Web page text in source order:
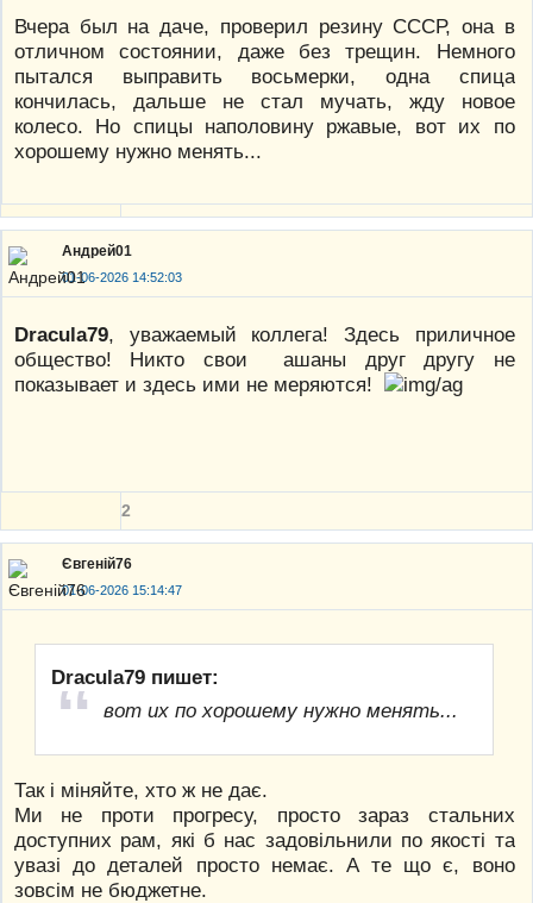
Вчера был на даче, проверил резину СССР, она в
отличном состоянии, даже без трещин. Немного
пытался выправить восьмерки, одна спица
кончилась, дальше не стал мучать, жду новое
колесо. Но спицы наполовину ржавые, вот их по
хорошему нужно менять...
Андрей01
01-06-2026 14:52:03
Dracula79, уважаемый коллега! Здесь приличное
общество! Никто свои ашаны друг другу не
показывает и здесь ими не меряются!
2
Євгеній76
01-06-2026 15:14:47
Dracula79 пишет:
вот их по хорошему нужно менять...
Так і міняйте, хто ж не дає.
Ми не проти прогресу, просто зараз стальних
доступних рам, які б нас задовільнили по якості та
увазі до деталей просто немає. А те що є, воно
зовсім не бюджетне.